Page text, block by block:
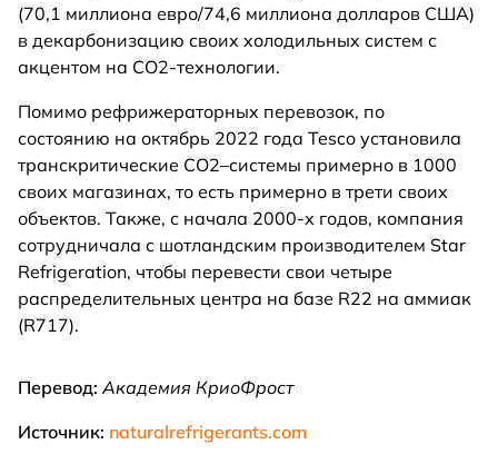
(70,1 миллиона евро/74,6 миллиона долларов США)
в декарбонизацию своих холодильных систем с
акцентом на СО2-технологии.
Помимо рефрижераторных перевозок, по
состоянию на октябрь 2022 года Tesco установила
транскритические CO2–системы примерно в 1000
своих магазинах, то есть примерно в трети своих
объектов. Также, с начала 2000-х годов, компания
сотрудничала с шотландским производителем Star
Refrigeration, чтобы перевести свои четыре
распределительных центра на базе R22 на аммиак
(R717).
Перевод: Академия КриоФрост
Источник: naturalrefrigerants.com